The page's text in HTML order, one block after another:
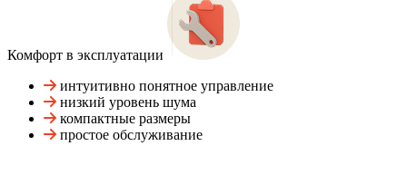
Комфорт в эксплуатации
интуитивно понятное управление
низкий уровень шума
компактные размеры
простое обслуживание